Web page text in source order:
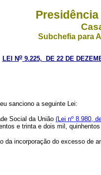
Subchefia para
LEI No9.225, DE 22 DE
sanciono a seguinte Lei:
Social da União (Lei nº 8.980,
e trinta e dois mil,
incorporação do excesso de